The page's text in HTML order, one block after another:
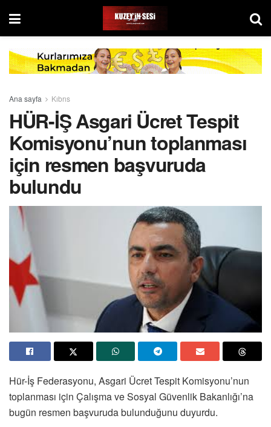
Ana sayfa Kıbrıs
HÜR-İŞ Asgari Ücret Tespit
Komisyonu’nun toplanması
için resmen başvuruda
bulundu
Hür-İş Federasyonu, Asgari Ücret Tespit Komisyonu’nun
toplanması için Çalışma ve Sosyal Güvenlik Bakanlığı’na
bugün resmen başvuruda bulunduğunu duyurdu.